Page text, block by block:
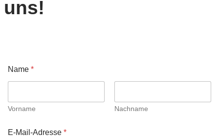
uns!
Name *
Vorname Nachname
E-Mail-Adresse *